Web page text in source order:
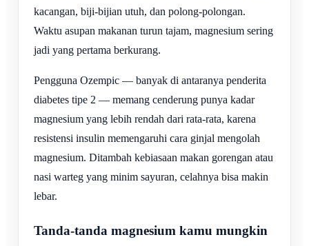
kacangan, biji-bijian utuh, dan polong-polongan.
Waktu asupan makanan turun tajam, magnesium sering
jadi yang pertama berkurang.
Pengguna Ozempic — banyak di antaranya penderita
diabetes tipe 2 — memang cenderung punya kadar
magnesium yang lebih rendah dari rata-rata, karena
resistensi insulin memengaruhi cara ginjal mengolah
magnesium. Ditambah kebiasaan makan gorengan atau
nasi warteg yang minim sayuran, celahnya bisa makin
lebar.
Tanda-tanda magnesium kamu mungkin